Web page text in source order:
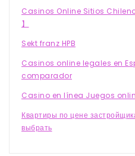
Casinos Online Sitios
】
Sekt franz HPB
Casinos online legales en
comparador
Casino en línea Juegos
Квартиры по цене
выбрать